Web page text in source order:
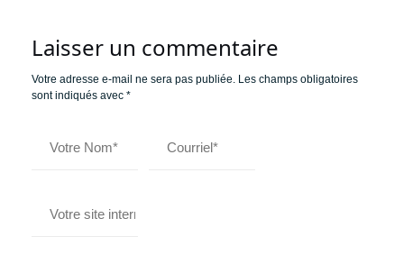
Laisser un commentaire
Votre adresse e-mail ne sera pas publiée. Les champs obligatoires
sont indiqués avec *